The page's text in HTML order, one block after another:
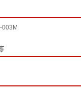
003M